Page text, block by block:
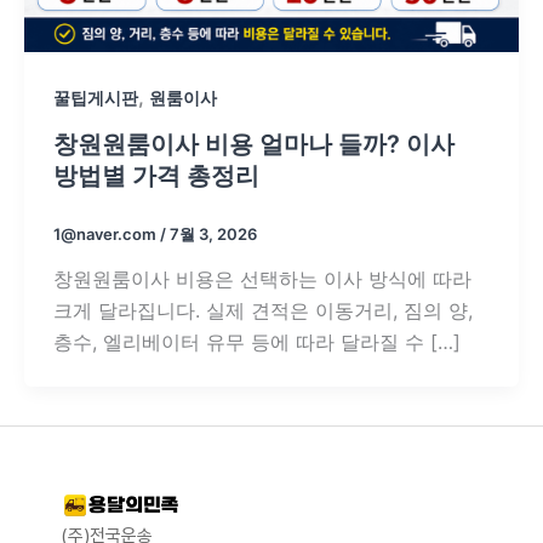
꿀팁게시판, 원룸이사
창원원룸이사 비용 얼마나 들까? 이사
방법별 가격 총정리
1@naver.com /7월 3, 2026
창원원룸이사 비용은 선택하는 이사 방식에 따라
크게 달라집니다. 실제 견적은 이동거리, 짐의 양,
층수, 엘리베이터 유무 등에 따라 달라질 수 […]
(주)전국운송